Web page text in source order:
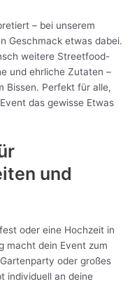
– bei unserem
Geschmack etwas dabei.
weitere Streetfood-
und ehrliche Zutaten –
Bissen. Perfekt für alle,
das gewisse Etwas
und
oder eine Hochzeit in
macht dein Event zum
oder großes
individuell an deine